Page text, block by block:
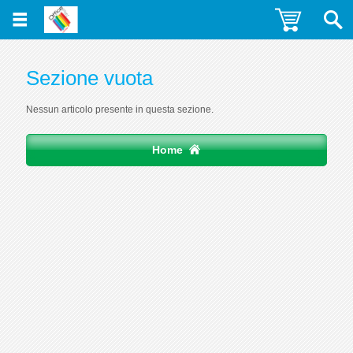
Sezione vuota
Nessun articolo presente in questa sezione.
Home